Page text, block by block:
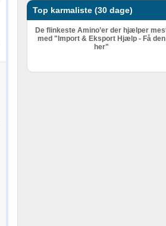
end når det...
Top karmaliste (30 dage)
De flinkeste Amino’er der hjælper
med "Import & Eksport Hjælp - Få den
her"